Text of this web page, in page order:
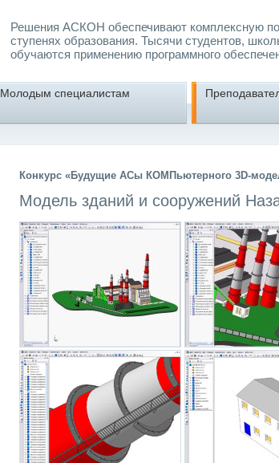
Решения АСКОН обеспечивают комплексную
ступенях образования. Тысячи студентов,
обучаются применению программного
Молодым специалистам
Конкурс «Будущие АСы КОМПьютерного 3D-
Модель зданий и сооружений